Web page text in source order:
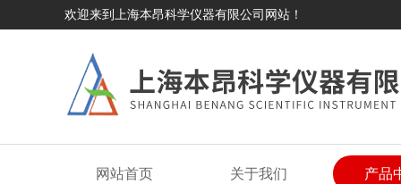
欢迎来到上海本昂科学仪器有限公司网站！
网站首页 关于我们 产品